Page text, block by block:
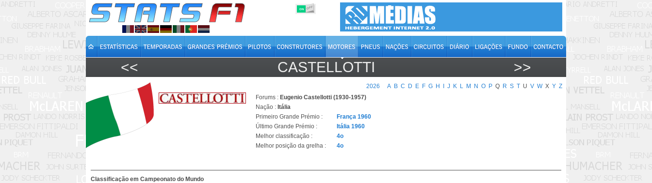
ON OFF
<< CASTELLOTTI >>
2026 A B C D E F G H J K L M N O P Q R S T U V W X Y Z
Forums : Eugenio Castellotti (1930-1957)
Nação : Itália
Primeiro Grande Prémio :
França 1960
Último Grande Prémio :
Itália 1960
Melhor classificação :
4o
Melhor posição da grelha :
4o
Classificação em Campeonato do Mundo